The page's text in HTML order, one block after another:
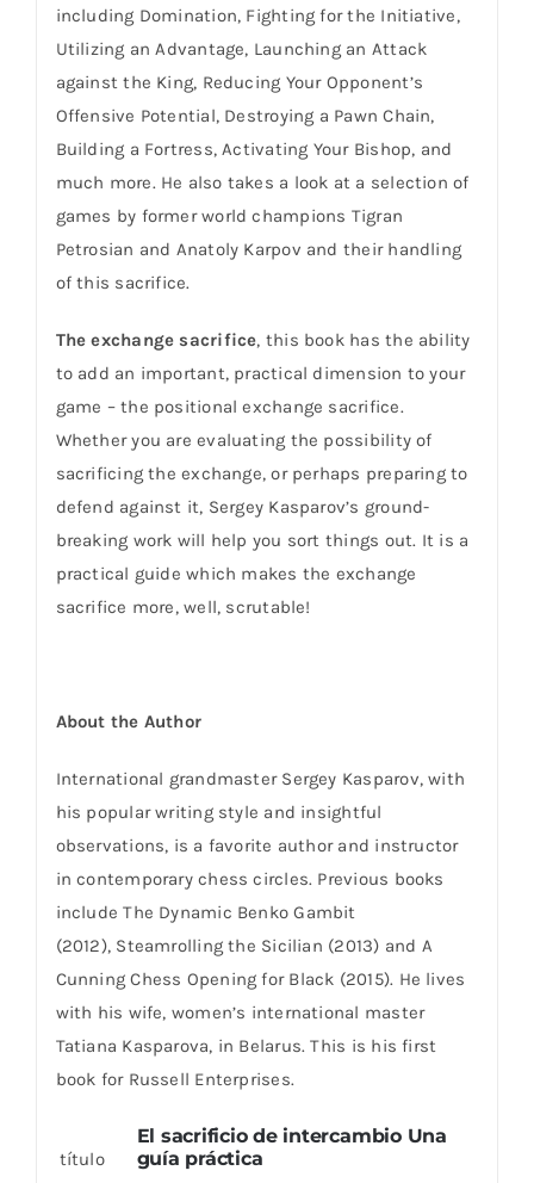
including Domination, Fighting for the Initiative,
Utilizing an Advantage, Launching an Attack
against the King, Reducing Your Opponent’s
Offensive Potential, Destroying a Pawn Chain,
Building a Fortress, Activating Your Bishop, and
much more. He also takes a look at a selection of
games by former world champions Tigran
Petrosian and Anatoly Karpov and their handling
of this sacrifice.
The exchange sacrifice, this book has the ability
to add an important, practical dimension to your
game – the positional exchange sacrifice.
Whether you are evaluating the possibility of
sacrificing the exchange, or perhaps preparing to
defend against it, Sergey Kasparov’s ground-
breaking work will help you sort things out. It is a
practical guide which makes the exchange
sacrifice more, well, scrutable!
About the Author
International grandmaster Sergey Kasparov, with
his popular writing style and insightful
observations, is a favorite author and instructor
in contemporary chess circles. Previous books
include The Dynamic Benko Gambit
(2012), Steamrolling the Sicilian (2013) and A
Cunning Chess Opening for Black (2015). He lives
with his wife, women’s international master
Tatiana Kasparova, in Belarus. This is his first
book for Russell Enterprises.
título
El sacrificio de intercambio Una
guía práctica